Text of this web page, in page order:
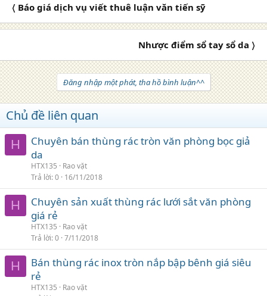
〈 Báo giá dịch vụ viết thuê luận văn tiến sỹ
Nhược điểm sổ tay sổ da 〉
Đăng nhập một phát, tha hồ bình luận^^
Chủ đề liên quan
H
Chuyên bán thùng rác tròn văn phòng bọc giả
da
HTX135
Rao vặt
Trả lời 0 16/11/2018
H
Chuyên sản xuất thùng rác lưới sắt văn phòng
giá rẻ
HTX135
Rao vặt
Trả lời 0 7/11/2018
H
Bán thùng rác inox tròn nắp bập bênh giá siêu
rẻ
HTX135
Rao vặt